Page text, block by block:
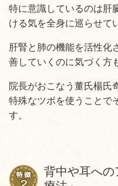
特に意識しているのは肝
ける気を全身に巡らせて
肝腎と肺の機能を活性化
善していくのに気づく方
院長がおこなう董氏楊氏
特殊なツボを使うことで
す。
背中や耳へ